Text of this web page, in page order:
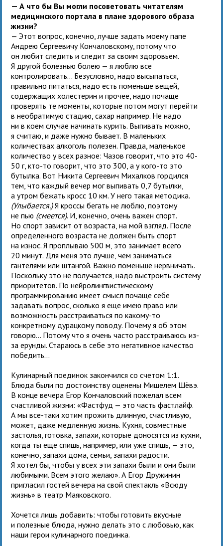
— А что бы Вы могли посоветовать читателям
медицинского портала в плане здорового образа
жизни?
— Этот вопрос, конечно, лучше задать моему папе
Андрею Сергеевичу Кончаловскому, потому что
он любит следить и следит за своим здоровьем.
Я другой болезнью болею — я люблю все
контролировать... Безусловно, надо высыпаться,
правильно питаться, надо есть поменьше вещей,
содержащих холестерин и прочее, надо почаще
проверять те моменты, которые потом могут перейти
в необратимую стадию, сахар например. Не надо
ни в коем случае начинать курить. Выпивать можно,
я считаю, и даже нужно бывает. В маленьких
количествах алкоголь полезен. Правда, маленькое
количество у всех разное: Чазов говорит, что это 40-
50 г, кто-то говорит, что это 300, а у кого-то это
бутылка. Вот Никита Сергеевич Михалков гордился
тем, что каждый вечер мог выпивать 0,7 бутылки,
а утром бежать кросс 10 км. У него такая методика.
(Улыбается.)Я кроссы бегать не люблю, поэтому
не пью (смеется). И, конечно, очень важен спорт.
Но спорт зависит от возраста, на мой взгляд. После
определенного возраста не должен быть спорт
на износ. Я проплываю 500 м, это занимает всего
20 минут. Для меня это лучше, чем заниматься
гантелями или штангой. Важно поменьше нервничать.
Поскольку это не получается, надо выстроить систему
приоритетов. По нейролингвистическому
программированию имеет смысл почаще себе
задавать вопрос, сколько я еще имею право или
возможность расстраиваться по какому-то
конкретному дурацкому поводу. Почему я об этом
говорю... Потому что я очень часто расстраиваюсь из-
за ерунды. Стараюсь в себе это негативное качество
победить...
Кулинарный поединок закончился со счетом 1:1.
Блюда были по достоинству оценены Мишелем Шёвэ.
В конце вечера Егор Кончаловский пожелал всем
счастливой жизни: «Фастфуд — это часть фастлайф.
А мы все-таки хотим прожить длинную, счастливую,
может, даже медленную жизнь. Кухня, совместные
застолья, готовка, запахи, которые доносятся из кухни,
когда ты еще спишь, например, или уже спишь, — это,
конечно, запахи дома, семьи, запахи радости.
Я хотел бы, чтобы у всех эти запахи были и они были
любимыми. Всем этого желаю». А Егор Дружинин
пригласил гостей вечера на свой спектакль «Всюду
жизнь» в театр Маяковского.
Хочется лишь добавить: чтобы готовить вкусные
и полезные блюда, нужно делать это с любовью, как
наши герои кулинарного поединка.